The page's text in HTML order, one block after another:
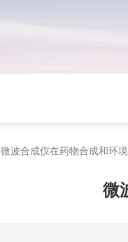
微波合成仪在药物合成和环
微